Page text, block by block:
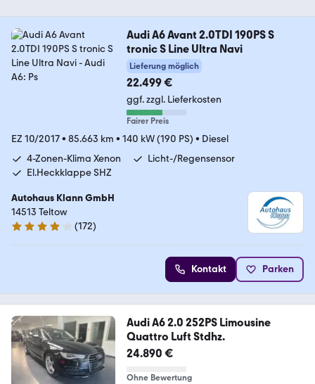
Audi A6 Avant 2.0TDI 190PS S
tronic S Line Ultra Navi
Lieferung möglich
22.499 €
ggf. zzgl. Lieferkosten
Fairer Preis
EZ 10/2017• 85.663 km • 140 kW (190 PS) • Diesel
4-Zonen-Klima Xenon
Licht-/Regensensor
El.Heckklappe SHZ
Autohaus Klann GmbH
14513 Teltow
4 Sterne
(172)
Kontakt Parken
Audi A6 2.0 252PS Limousine
Quattro Luft Stdhz.
24.890 €
Ohne Bewertung